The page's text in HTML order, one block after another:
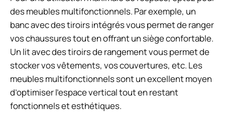
des meubles multifonctionnels. Par exemple, un
banc avec des tiroirs intégrés vous permet de ranger
vos chaussures tout en offrant un siège confortable.
Un lit avec des tiroirs de rangement vous permet de
stocker vos vêtements, vos couvertures, etc. Les
meubles multifonctionnels sont un excellent moyen
d’optimiser l’espace vertical tout en restant
fonctionnels et esthétiques.